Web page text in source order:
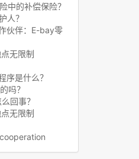
中的补偿保险？
人？
伙伴：E-bay零
无限制
序是什么？
吗？
回事？
无限制